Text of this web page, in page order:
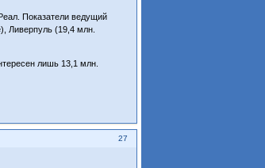
Показатели ведущий
Ливерпуль (19,4 млн.
лишь 13,1 млн.
27